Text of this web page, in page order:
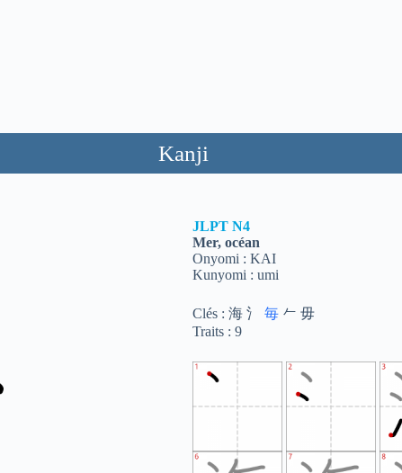
Kanji
JLPT N4
Mer, océan
Onyomi : KAI
Kunyomi : umi
Clés : 海 氵 毎 𠂉 毋
Traits : 9